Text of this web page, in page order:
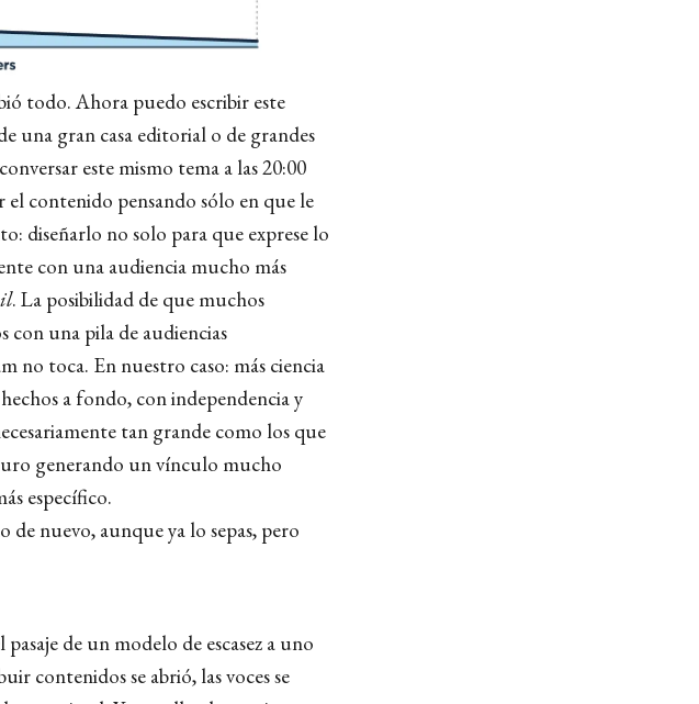
todo. Ahora puedo escribir este
una gran casa editorial o de grandes
este mismo tema a las 20:00
el contenido pensando sólo en que le
diseñarlo no solo para que exprese lo
con una audiencia mucho más
. La posibilidad de que muchos
con una pila de audiencias
no toca. En nuestro caso: más ciencia
a fondo, con independencia y
tan grande como los que
generando un vínculo mucho
específico.
nuevo, aunque ya lo sepas, pero
de un modelo de escasez a uno
contenidos se abrió, las voces se